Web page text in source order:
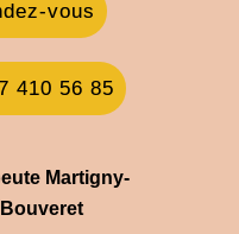
vous
410 56 85